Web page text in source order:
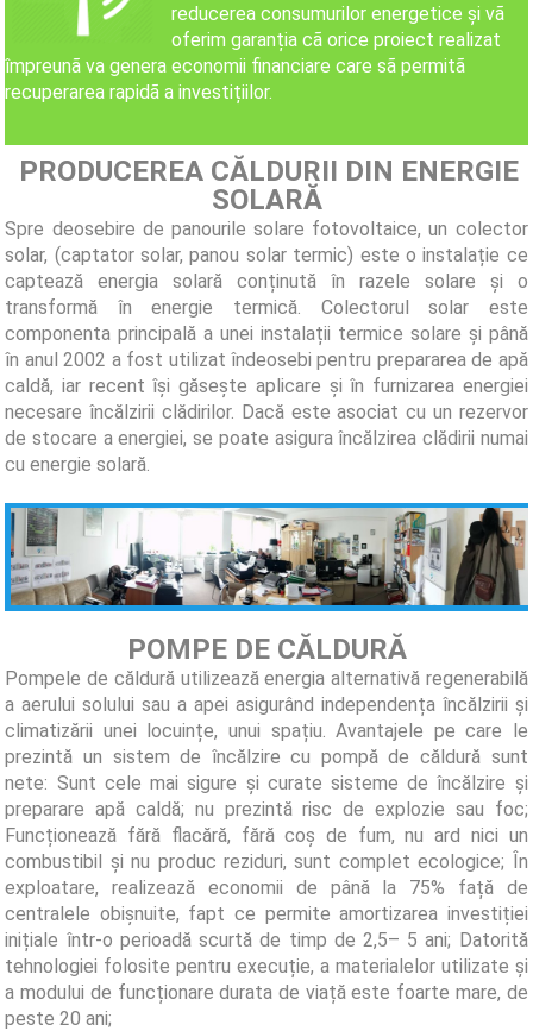
reducerea consumurilor energetice și vã
oferim garanția cã orice proiect realizat
împreunã va genera economii financiare care sã permitã
recuperarea rapidã a investițiilor.
PRODUCEREA CĂLDURII DIN ENERGIE
SOLARĂ
Spre deosebire de panourile solare fotovoltaice, un colector
solar, (captator solar, panou solar termic) este o instalație ce
captează energia solară conținută în razele solare și o
transformă în energie termică. Colectorul solar este
componenta principală a unei instalații termice solare și până
în anul 2002 a fost utilizat îndeosebi pentru prepararea de apă
caldă, iar recent își găsește aplicare și în furnizarea energiei
necesare încălzirii clădirilor. Dacă este asociat cu un rezervor
de stocare a energiei, se poate asigura încălzirea clădirii numai
cu energie solară.
POMPE DE CĂLDURĂ
Pompele de căldură utilizează energia alternativă regenerabilă
a aerului solului sau a apei asigurând independența încălzirii și
climatizării unei locuințe, unui spațiu. Avantajele pe care le
prezintă un sistem de încălzire cu pompă de căldură sunt
nete: Sunt cele mai sigure şi curate sisteme de încălzire și
preparare apă caldă; nu prezintă risc de explozie sau foc;
Funcționează fără flacără, fără coş de fum, nu ard nici un
combustibil și nu produc reziduri, sunt complet ecologice; În
exploatare, realizează economii de până la 75% față de
centralele obișnuite, fapt ce permite amortizarea investiției
inițiale într-o perioadă scurtă de timp de 2,5– 5 ani; Datorită
tehnologiei folosite pentru execuție, a materialelor utilizate și
a modului de funcționare durata de viață este foarte mare, de
peste 20 ani;